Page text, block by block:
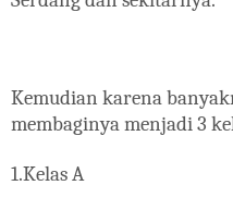
Kemudian karena
membaginya menjadi 3
1.Kelas A